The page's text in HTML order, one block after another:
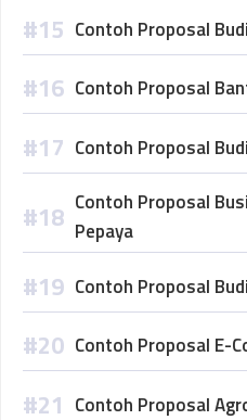
Contoh Proposal
Contoh Proposal
Contoh Proposal
Contoh Proposal
Pepaya
Contoh Proposal
Contoh Proposal E-
Contoh Proposal